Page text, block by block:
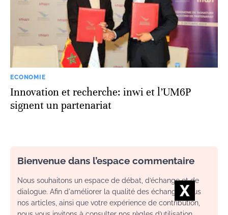
ECONOMIE
Innovation et recherche: inwi et l’UM6P
signent un partenariat
Bienvenue dans l’espace commentaire
Nous souhaitons un espace de débat, d’échange et de
dialogue. Afin d'améliorer la qualité des échanges sous
nos articles, ainsi que votre expérience de contribution,